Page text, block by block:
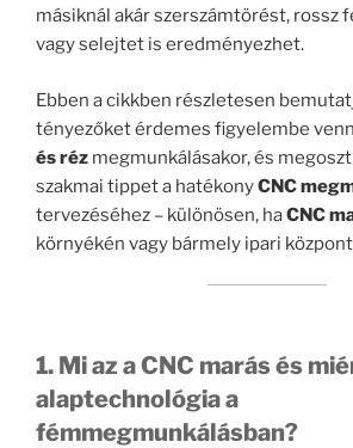
másiknál akár szerszámtörést, rossz
vagy selejtet is eredményezhet.
Ebben a cikkben részletesen
tényezőket érdemes figyelembe
és réz megmunkálásakor, és
szakmai tippet a hatékonyCNC
tervezéséhez – különösen, haCNC
környékén vagy bármely ipari
1. Mi az a CNC marás és
alaptechnológia a
fémmegmunkálásban?